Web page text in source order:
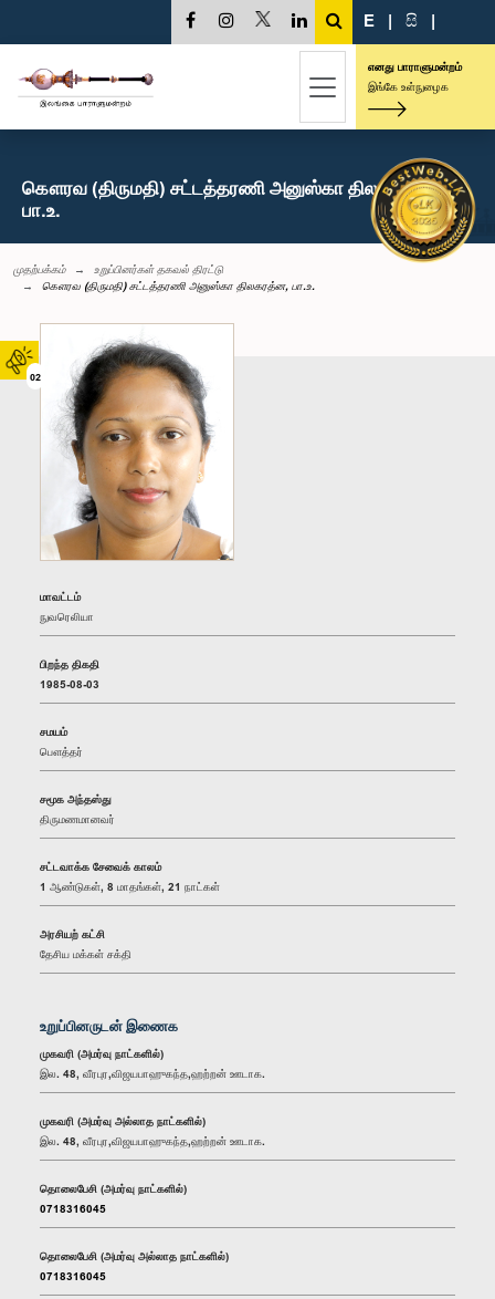
02
E | සි |
எனது பாராளுமன்றம்
இங்கே உள்நுழைக
கௌரவ (திருமதி) சட்டத்தரணி அனுஸ்கா திலகரத்ன,
பா.உ.
முதற்பக்கம்
உறுப்பினர்கள் தகவல் திரட்டு
கௌரவ (திருமதி) சட்டத்தரணி அனுஸ்கா திலகரத்ன, பா.உ.
மாவட்டம்
நுவரெலியா
பிறந்த திகதி
1985-08-03
சமயம்
பௌத்தர்
சமூக அந்தஸ்து
திருமணமானவர்
சட்டவாக்க சேவைக் காலம்
1 ஆண்டுகள், 8 மாதங்கள், 21 நாட்கள்
அரசியற் கட்சி
தேசிய மக்கள் சக்தி
உறுப்பினருடன் இணைக
முகவரி (அமர்வு நாட்களில்)
இல. 48, வீரபுர,விஜயபாஹுகந்த,ஹற்றன் ஊடாக.
முகவரி (அமர்வு அல்லாத நாட்களில்)
இல. 48, வீரபுர,விஜயபாஹுகந்த,ஹற்றன் ஊடாக.
தொலைபேசி (அமர்வு நாட்களில்)
0718316045
தொலைபேசி (அமர்வு அல்லாத நாட்களில்)
0718316045